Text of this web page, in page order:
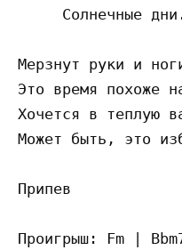
Солнечные
Мерзнут руки и
Это время похоже
Хочется в теплую
Может быть, это
Припев
Проигрыш: Fm |